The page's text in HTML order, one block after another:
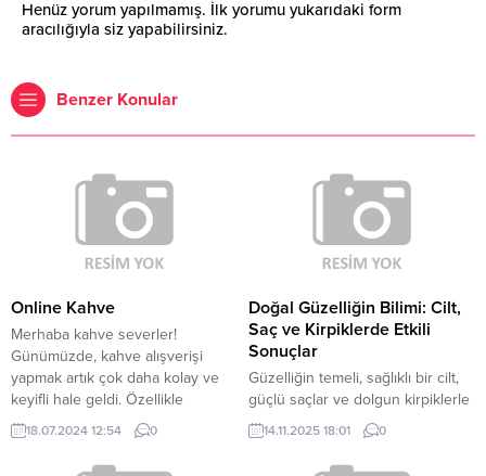
Henüz yorum yapılmamış. İlk yorumu yukarıdaki form
aracılığıyla siz yapabilirsiniz.
Benzer Konular
Online Kahve
Merhaba kahve severler!
Günümüzde, kahve alışverişi
yapmak artık çok daha kolay ve
keyifli hale geldi. Özellikle
çevrimiçi kahve alışverişi
sayesinde, dünyanın dört bir
yanından gelen en kaliteli kahve
18.07.2024 12:54 0
Doğal Güzelliğin Bilimi: Cilt,
Saç ve Kirpiklerde Etkili
Sonuçlar
Güzelliğin temeli, sağlıklı bir cilt,
güçlü saçlar ve dolgun kirpiklerle
başlar. Gelişmiş formülü ile
hazırlanan Cilt Canlandırıcı
Mezoterapi uygulaması, cilt ve
14.11.2025 18:01 0